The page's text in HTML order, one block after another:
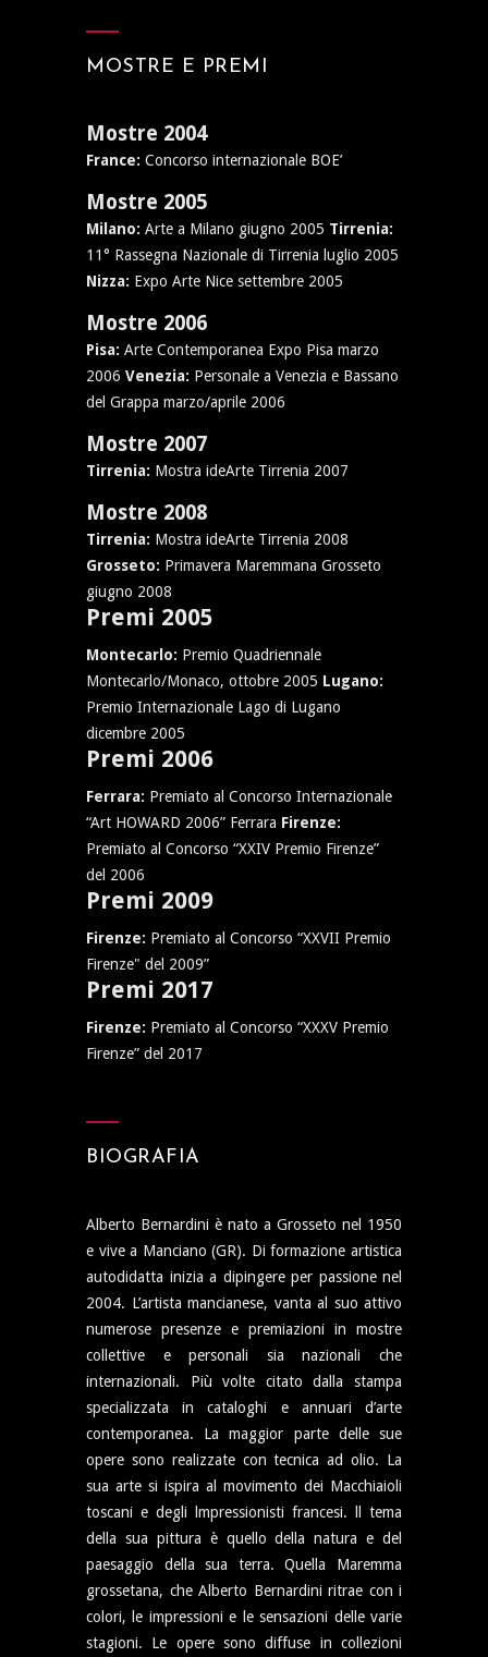
MOSTRE E PREMI
Mostre 2004
France: Concorso internazionale BOE’
Mostre 2005
Milano: Arte a Milano giugno 2005 Tirrenia:
11° Rassegna Nazionale di Tirrenia luglio 2005
Nizza: Expo Arte Nice settembre 2005
Mostre 2006
Pisa: Arte Contemporanea Expo Pisa marzo
2006 Venezia: Personale a Venezia e Bassano
del Grappa marzo/aprile 2006
Mostre 2007
Tirrenia: Mostra ideArte Tirrenia 2007
Mostre 2008
Tirrenia: Mostra ideArte Tirrenia 2008
Grosseto: Primavera Maremmana Grosseto
giugno 2008
Premi 2005
Montecarlo: Premio Quadriennale
Montecarlo/Monaco, ottobre 2005 Lugano:
Premio Internazionale Lago di Lugano
dicembre 2005
Premi 2006
Ferrara: Premiato al Concorso Internazionale
“Art HOWARD 2006” Ferrara Firenze:
Premiato al Concorso “XXIV Premio Firenze”
del 2006
Premi 2009
Firenze: Premiato al Concorso “XXVII Premio
Firenze" del 2009”
Premi 2017
Firenze: Premiato al Concorso “XXXV Premio
Firenze” del 2017
BIOGRAFIA
Alberto Bernardini è nato a Grosseto nel 1950
e vive a Manciano (GR). Di formazione artistica
autodidatta inizia a dipingere per passione nel
2004. L’artista mancianese, vanta al suo attivo
numerose presenze e premiazioni in mostre
collettive e personali sia nazionali che
internazionali. Più volte citato dalla stampa
specializzata in cataloghi e annuari d’arte
contemporanea. La maggior parte delle sue
opere sono realizzate con tecnica ad olio. La
sua arte si ispira al movimento dei Macchiaioli
toscani e degli lmpressionisti francesi. ll tema
della sua pittura è quello della natura e del
paesaggio della sua terra. Quella Maremma
grossetana, che Alberto Bernardini ritrae con i
colori, le impressioni e le sensazioni delle varie
stagioni. Le opere sono diffuse in collezioni